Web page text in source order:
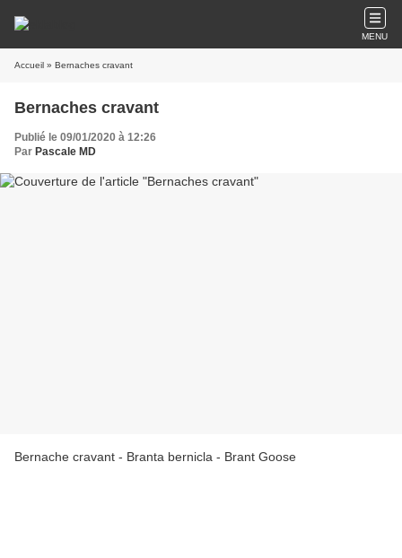
MENU
Accueil » Bernaches cravant
Bernaches cravant
Publié le 09/01/2020 à 12:26
Par Pascale MD
Bernache cravant - Branta bernicla - Brant Goose